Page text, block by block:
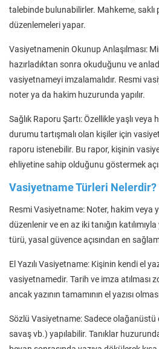
talebinde bulunabilirler. Mahkeme, saklı
düzenlemeleri yapar.
Vasiyetnamenin Okunup Anlaşılması:
hazırladıktan sonra okuduğunu ve
vasiyetnameyi imzalamalıdır. Resmi
noter ya da hakim huzurunda yapılır.
Sağlık Raporu Şartı: Özellikle yaşlı veya
durumu tartışmalı olan kişiler için
raporu istenebilir. Bu rapor, kişinin
ehliyetine sahip olduğunu göstermek
Vasiyetname Türleri Nelerdir?
Resmi Vasiyetname: Noter, hakim veya
düzenlenir ve en az iki tanığın
türü, yasal güvence açısından en
El Yazılı Vasiyetname: Kişinin kendi el
vasiyetnamedir. Tarih ve imza atılması
ancak yazının tamamının el yazısı
Sözlü Vasiyetname: Sadece
savaş vb.) yapılabilir. Tanıklar